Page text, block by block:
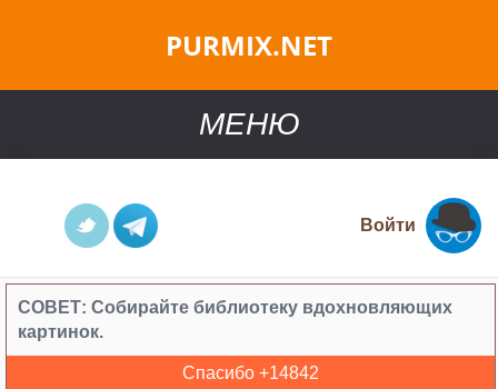
PURMIX.NET
МЕНЮ
Войти
СОВЕТ: Собирайте библиотеку вдохновляющих
картинок.
Спасибо +14842